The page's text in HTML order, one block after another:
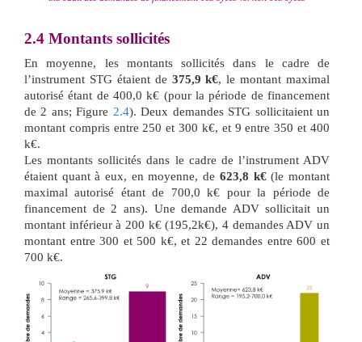
2.4 Montants sollicités
En moyenne, les montants sollicités dans le cadre de
l’instrument STG étaient de 375,9 k€, le montant maximal
autorisé étant de 400,0 k€ (pour la période de financement
de 2 ans; Figure 2.4). Deux demandes STG sollicitaient un
montant compris entre 250 et 300 k€, et 9 entre 350 et 400
k€.
Les montants sollicités dans le cadre de l’instrument ADV
étaient quant à eux, en moyenne, de 623,8 k€(le montant
maximal autorisé étant de 700,0 k€ pour la période de
financement de 2 ans). Une demande ADV sollicitait un
montant inférieur à 200 k€ (195,2k€), 4 demandes ADV un
montant entre 300 et 500 k€, et 22 demandes entre 600 et
700 k€.